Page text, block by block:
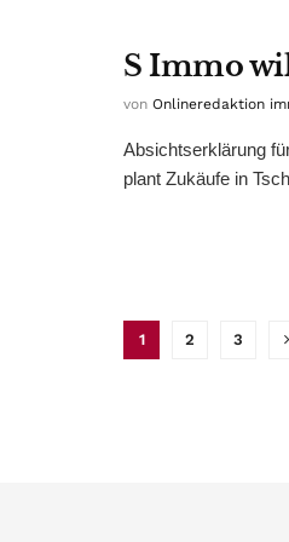
S Immo
von Onlineredaktion
Absichtserklärung
plant Zukäufe in
1 2 3